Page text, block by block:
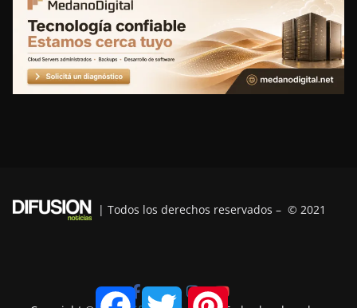
k
s
t
n
| Todos los derechos reservados – © 2021
F T P